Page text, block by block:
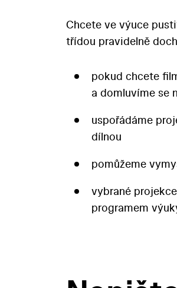
Chcete ve výuce
třídou pravidelně
pokud chcete
a domluvíme se
uspořádáme
dílnou
pomůžeme
vybrané
programem